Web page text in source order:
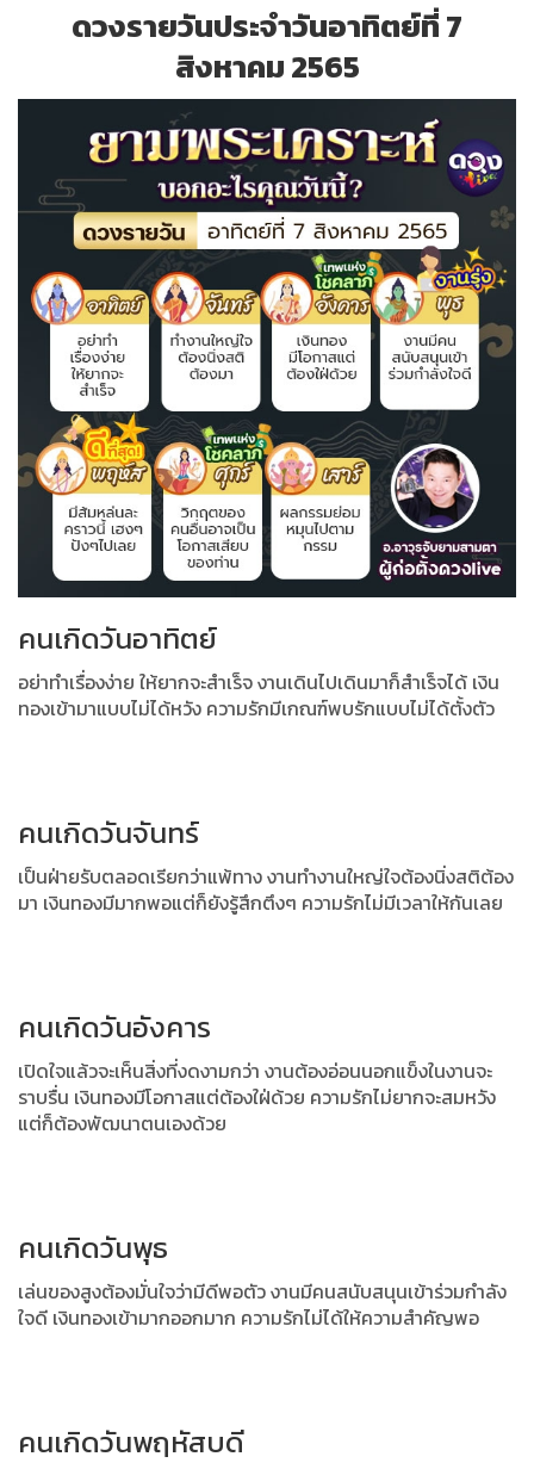
ดวงรายวันประจำวันอาทิตย์ที่ 7
สิงหาคม 2565
คนเกิดวันอาทิตย์
อย่าทำเรื่องง่าย ให้ยากจะสำเร็จ งานเดินไปเดินมาก็สำเร็จได้ เงิน
ทองเข้ามาแบบไม่ได้หวัง ความรักมีเกณฑ์พบรักแบบไม่ได้ตั้งตัว
คนเกิดวันจันทร์
เป็นฝ่ายรับตลอดเรียกว่าแพ้ทาง งานทำงานใหญ่ใจต้องนิ่งสติต้อง
มา เงินทองมีมากพอแต่ก็ยังรู้สึกตึงๆ ความรักไม่มีเวลาให้กันเลย
คนเกิดวันอังคาร
เปิดใจแล้วจะเห็นสิ่งที่งดงามกว่า งานต้องอ่อนนอกแข็งในงานจะ
ราบรื่น เงินทองมีโอกาสแต่ต้องใฝ่ด้วย ความรักไม่ยากจะสมหวัง
แต่ก็ต้องพัฒนาตนเองด้วย
คนเกิดวันพุธ
เล่นของสูงต้องมั่นใจว่ามีดีพอตัว งานมีคนสนับสนุนเข้าร่วมกำลัง
ใจดี เงินทองเข้ามากออกมาก ความรักไม่ได้ให้ความสำคัญพอ
คนเกิดวันพฤหัสบดี